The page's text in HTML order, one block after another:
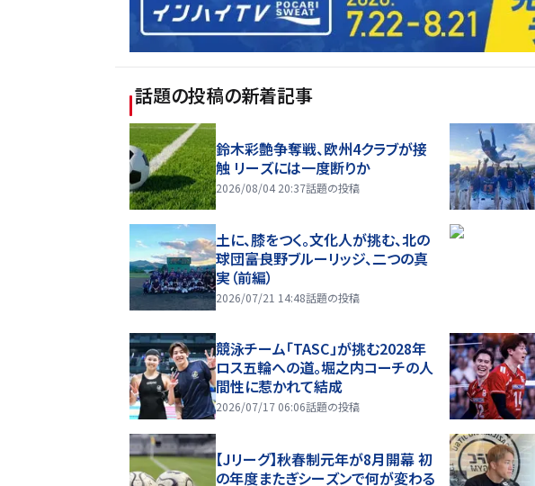
話題の投稿の新着記事
鈴木彩艶争奪戦、欧州4クラブが接
触 リーズには一度断りか
2026/08/04 20:37話題の投稿
土に、膝をつく。文化人が挑む、北の
球団――富良野ブルーリッジ、二つの真
実（前編）
2026/07/21 14:48話題の投稿
競泳チーム「TASC」が挑む2028年
ロス五輪への道。堀之内コーチの人
間性に惹かれて結成
2026/07/17 06:06話題の投稿
【Jリーグ】秋春制元年が8月開幕 初
の年度またぎシーズンで何が変わる